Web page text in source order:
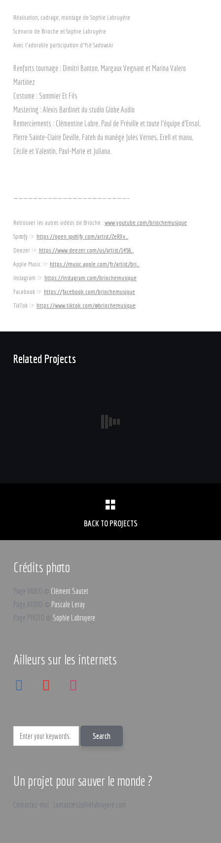
Réalisation, cadrage, montage de Sophie Labruyère
Scénario de Brioche et Sophie Labruyère
Avec l’adorable participation d’Ysé Sadowski
Renforts tournage : Dimitri Banton, Margaux Vegnant et Marina Valero
Martinez
Costume : Sommier Et Fils
Mastering : Alexis Bardinet du studio Globe Audio
Remerciements : Clémentine Labre, Paul de Préville et toute l’équipe d’Ensol,
Pierre Sainte-Claire Deville, Fateh du manège Jules Vernes, Erell et manu,
Cécile et Valentin, Paul-Marie et Juliana.
———————————————————————–
Retrouver les autres vidéos de Brioche :www.youtube.com/briochemusique
Spotify ☞ https://open.spotify.com/artist/2eRXv…
Deezer ☞ https://www.deezer.com/us/artist/1456…
Apple Music ☞ https://music.apple.com/fr/artist/bri…
Instagram ☞ https://instagram.com/briochemusique
Facebook ☞ https://facebook.com/briochemusique
TikTok ☞ https://www.tiktok.com/@briochemusique
Related Projects
BACK TO PROJECTS
Crédits photo
Page VIDEO © Clément Sautet
Page AUDIO © Pascale Leray
Page PHOTO © Sophie Labruyere
Ailleurs sur les internets
linkedin youtube instagram
Un projet pour sauver le monde ?
Contactez-moi : contact@sophielabruyere.com